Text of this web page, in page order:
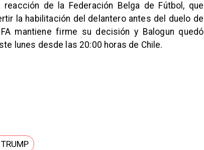
de la Federación Belga de Fútbol, que
la habilitación del delantero antes del duelo de
mantiene firme su decisión y Balogun quedó
lunes desde las 20:00 horas de Chile.